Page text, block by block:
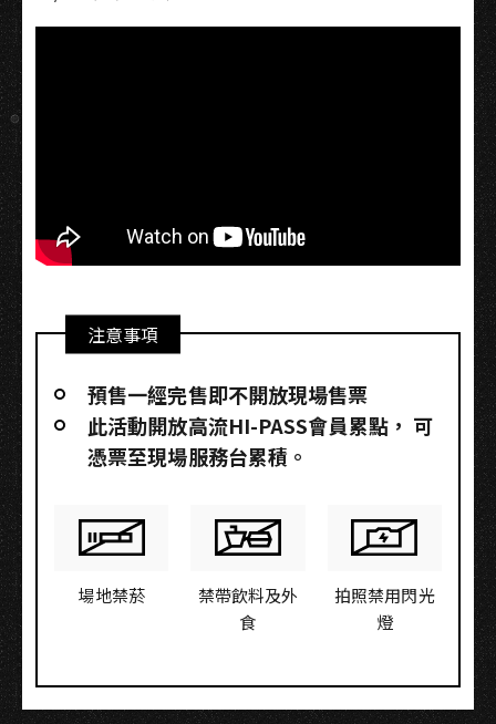
注意事項
預售一經完售即不開放現場售票
此活動開放高流HI-PASS會員累點，​ 可
憑票至現場服務台累積。
場地禁菸
禁帶飲料及外
食
拍照禁用閃光
燈